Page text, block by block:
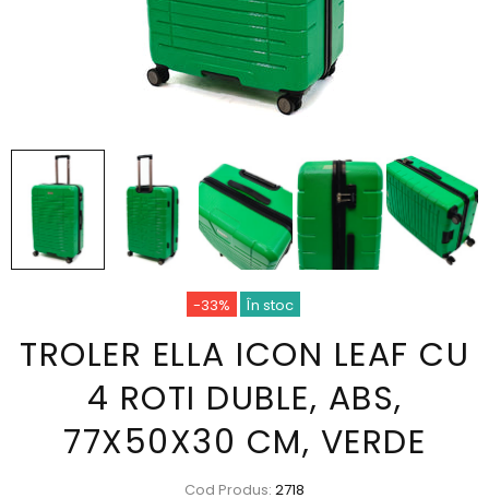
-33% În stoc
TROLER ELLA ICON LEAF CU
4 ROTI DUBLE, ABS,
77X50X30 CM, VERDE
Cod Produs: 2718